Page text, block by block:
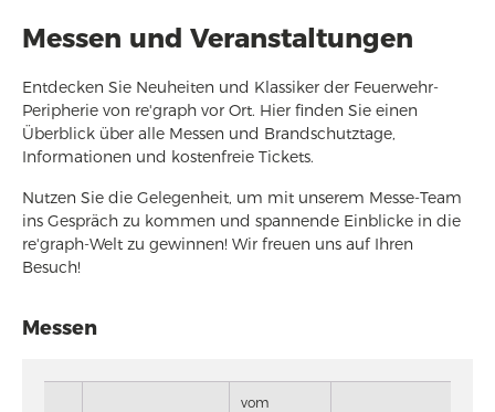
Messen und Veranstaltungen
Entdecken Sie Neuheiten und Klassiker der Feuerwehr-
Peripherie von re'graph vor Ort. Hier finden Sie einen
Überblick über alle Messen und Brandschutztage,
Informationen und kostenfreie Tickets.
Nutzen Sie die Gelegenheit, um mit unserem Messe-Team
ins Gespräch zu kommen und spannende Einblicke in die
re'graph-Welt zu gewinnen! Wir freuen uns auf Ihren
Besuch!
Messen
vom